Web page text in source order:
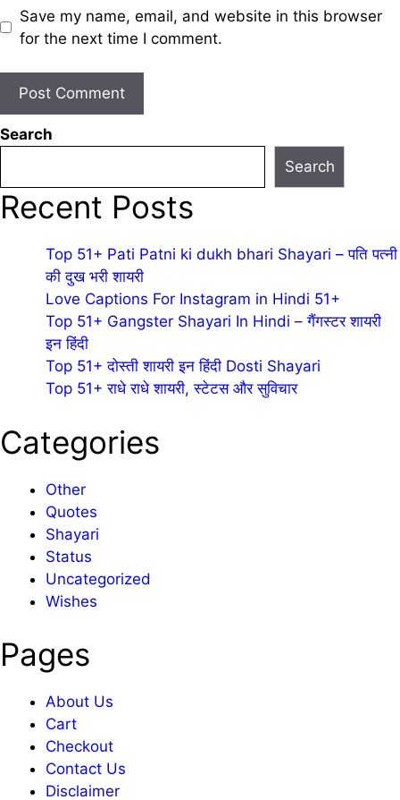
Save my name, email, and website in this browser
for the next time I comment.
Search
Search
Recent Posts
Top 51+ Pati Patni ki dukh bhari Shayari – पति पत्नी
की दुख भरी शायरी
Love Captions For Instagram in Hindi 51+
Top 51+ Gangster Shayari In Hindi – गैंगस्टर शायरी
इन हिंदी
Top 51+ दोस्ती शायरी इन हिंदी Dosti Shayari
Top 51+ राधे राधे शायरी, स्टेटस और सुविचार
Categories
Other
Quotes
Shayari
Status
Uncategorized
Wishes
Pages
About Us
Cart
Checkout
Contact Us
Disclaimer